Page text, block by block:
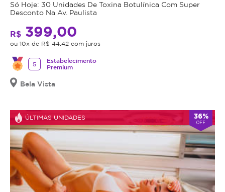
Só Hoje: 30 Unidades De Toxina Botulínica Com Super
Desconto Na Av. Paulista
R$ 399,00
ou 10x de R$ 44,42 com juros
5
Estabelecimento
Premium
Bela Vista
ÚLTIMAS UNIDADES 36%
OFF